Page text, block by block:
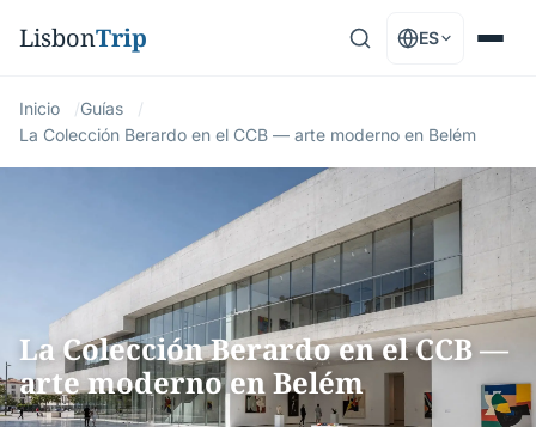
LisbonTrip ES
Inicio
Guías
La Colección Berardo en el CCB — arte moderno en Belém
La Colección Berardo en el CCB —
arte moderno en Belém